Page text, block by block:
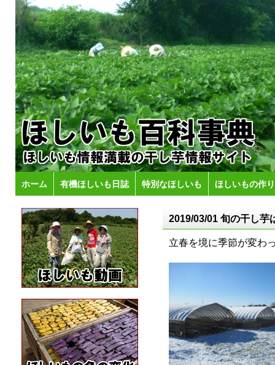
ホーム 有機ほしいも日誌 特別なほしいも ほしいもの作
2019/03/01 旬の干し芋
立春を境に季節が変わ